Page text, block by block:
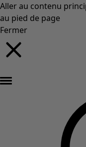
Aller au contenu
au pied de page
Fermer